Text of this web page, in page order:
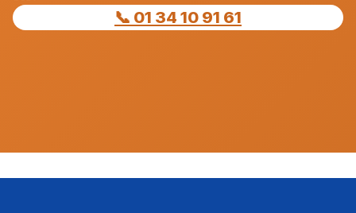
📞 01 34 10 91 61